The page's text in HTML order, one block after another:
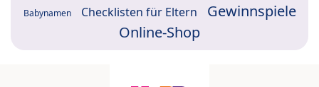
Babynamen Checklisten für Eltern
Gewinnspiele
Online-Shop